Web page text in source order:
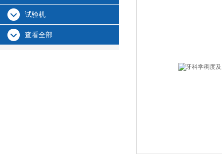
试验机
查看全部